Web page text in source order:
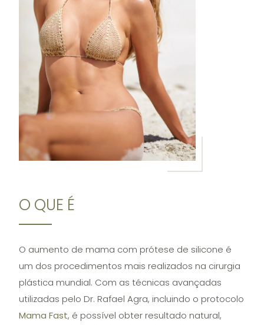
O QUE É
O aumento de mama com prótese de silicone é
um dos procedimentos mais realizados na cirurgia
plástica mundial. Com as técnicas avançadas
utilizadas pelo Dr. Rafael Agra, incluindo o protocolo
Mama Fast, é possível obter resultado natural,